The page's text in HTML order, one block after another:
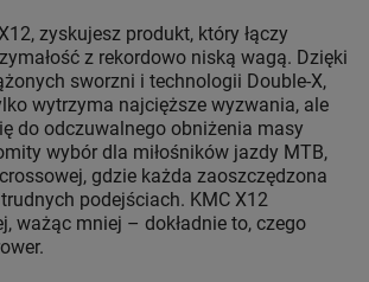
zyskujesz produkt, który łączy
z rekordowo niską wagą. Dzięki
sworzni i technologii Double-X,
wytrzyma najcięższe wyzwania, ale
do odczuwalnego obniżenia masy
wybór dla miłośników jazdy MTB,
gdzie każda zaoszczędzona
podejściach. KMC X12
ważąc mniej – dokładnie to, czego